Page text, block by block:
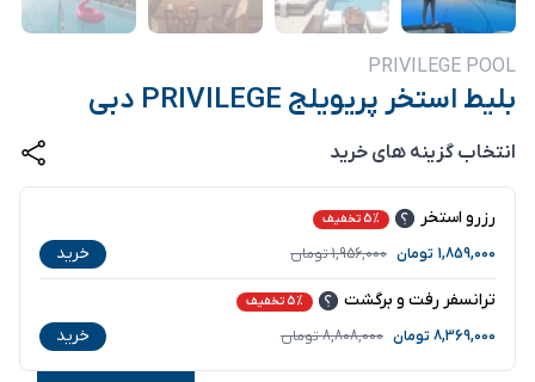
PRIVILEGE POOL
بلیط استخر پریویلج PRIVILEGE دبی
انتخاب گزینه های خرید
رزرو استخر 5% تخفیف
1,859,000 تومان 1,956,000تومان خرید
ترانسفر رفت و برگشت 5% تخفیف
8,369,000 تومان 8,808,000تومان خرید